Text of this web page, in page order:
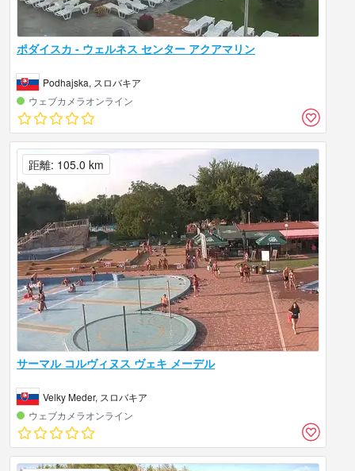
ポダイスカ - ウェルネス センター アクアマリン
Podhajska, スロバキア
ウェブカメラオンライン
サーマル コルヴィヌス ヴェキ メーデル
Velky Meder, スロバキア
ウェブカメラオンライン
距離: 105.0 km